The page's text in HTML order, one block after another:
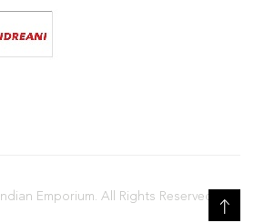
Emporium. All Rights Reserved.